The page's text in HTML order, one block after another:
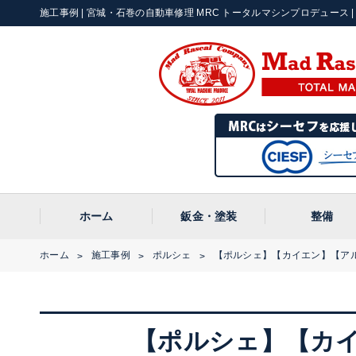
施工事例 | 宮城・石巻の自動車修理 MRC トータルマシンプロデュー
ホーム 鈑金・塗装 整備
ホーム > 施工事例 > ポルシェ > 【ポルシェ】【カイエン】【
【ポルシェ】【カ